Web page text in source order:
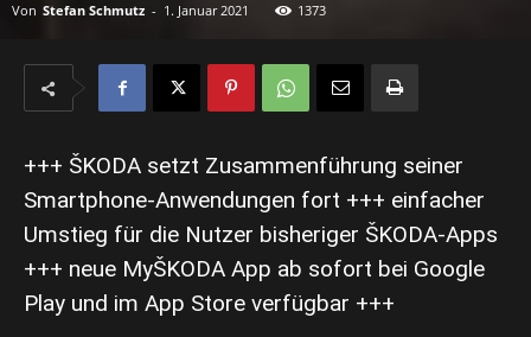
Von Stefan Schmutz - 1. Januar 2021 1373
+++ ŠKODA setzt Zusammenführung seiner
Smartphone-Anwendungen fort +++ einfacher
Umstieg für die Nutzer bisheriger ŠKODA-Apps
+++ neue MyŠKODA App ab sofort bei Google
Play und im App Store verfügbar +++